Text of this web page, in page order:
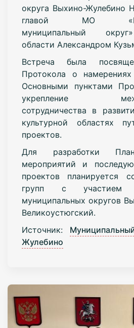
округа Выхино-Жулебино
главой МО
муниципальный
области Алекcандром
Встреча была
Протокола о намерениях
Основными пунктами
укрепление
сотрудничества в
культурной областях
проектов.
Для разработки
мероприятий и
проектов планируется
групп с участием
муниципальных округов
Великоустюгский.
Источник:
Жулебино